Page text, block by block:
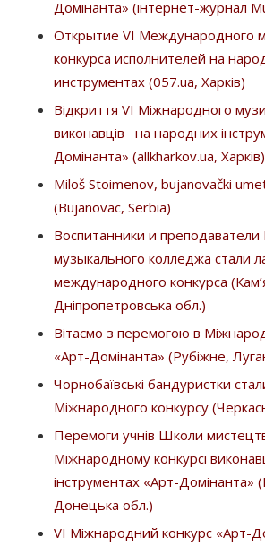
Домінанта» (інтернет-журнал
Открытие VІ Международного
конкурса исполнителей на
инструментах (057.ua, Харків)
Відкриття VІ Міжнародного
виконавців на народних
Домінанта» (allkharkov.ua, Харків)
Miloš Stoimenov, bujanovački
(Bujanovac, Serbia)
Воспитанники и преподаватели
музыкального колледжа стали
международного конкурса
Дніпропетровська обл.)
Вітаємо з перемогою в
«Арт-Домінанта» (Рубіжне,
Чорнобаївські бандуристки
Міжнародного конкурсу
Перемоги учнів Школи
Міжнародному конкурсі
інструментах «Арт-Домінанта»
Донецька обл.)
VІ Міжнародний конкурс «Арт-